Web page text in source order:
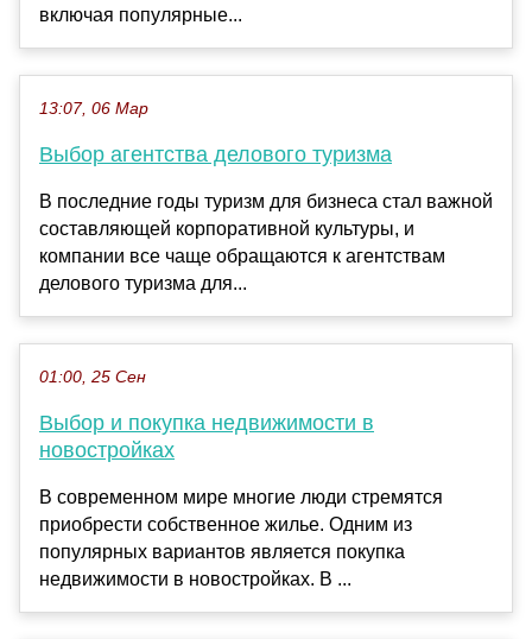
включая популярные...
13:07, 06 Мар
Выбор агентства делового туризма
В последние годы туризм для бизнеса стал важной
составляющей корпоративной культуры, и
компании все чаще обращаются к агентствам
делового туризма для...
01:00, 25 Сен
Выбор и покупка недвижимости в
новостройках
В современном мире многие люди стремятся
приобрести собственное жилье. Одним из
популярных вариантов является покупка
недвижимости в новостройках. В ...